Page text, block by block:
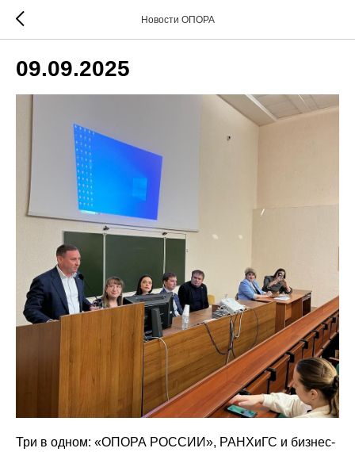
Новости ОПОРА
09.09.2025
Три в одном: «ОПОРА РОССИИ», РАНХиГС и бизнес-